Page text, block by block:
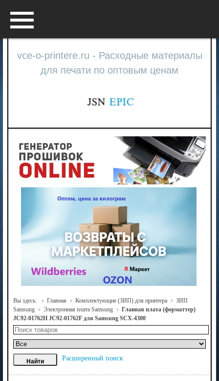
vce-o-printere.ru - Расходные материалы
для печати по оптовым ценам
Вы здесь: Главная Комплектующие (ЗИП) для принтера
ЗИП
Samsung
Электронная плата Samsung
Главная плата (форматтер)
JC92-01762H JC92-01762F для Samsung SCX-4300
Расширенный поиск